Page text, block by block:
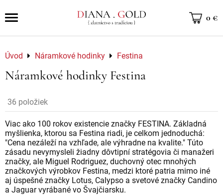
0 €
Úvod Náramkové hodinky Festina
Náramkové hodinky Festina
36 položiek
Viac ako 100 rokov existencie značky FESTINA. Základná
myšlienka, ktorou sa Festina riadi, je celkom jednoduchá:
"Cena nezáleží na vzhľade, ale výhradne na kvalite." Túto
zásadu nevymysleli žiadny dôvtipní stratégovia či manažeri
značky, ale Miguel Rodriguez, duchovný otec mnohých
značkových výrobkov Festina, medzi ktoré patria mimo iné
aj úspešné značky Lotus, Calypso a svetové značky Candino
a Jaguar vyrábané vo Švajčiarsku.